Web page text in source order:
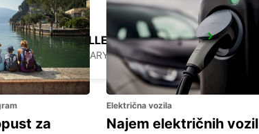
BUDAPEST PRIELLE
BUDAPEST - HUNGARY
za
Električna vozila
Najem električnih vozil